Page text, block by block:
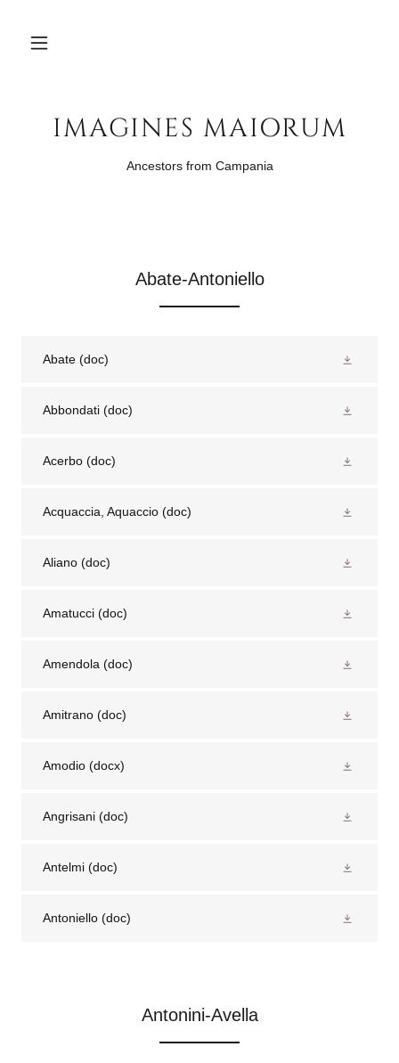
IMAGINES MAIORUM
Ancestors from Campania
Abate-Antoniello
Abate (doc)
Abbondati (doc)
Acerbo (doc)
Acquaccia, Aquaccio (doc)
Aliano (doc)
Amatucci (doc)
Amendola (doc)
Amitrano (doc)
Amodio (docx)
Angrisani (doc)
Antelmi (doc)
Antoniello (doc)
Antonini-Avella